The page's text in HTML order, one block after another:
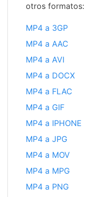
otros formatos:
MP4 a 3GP
MP4 a AAC
MP4 a AVI
MP4 a DOCX
MP4 a FLAC
MP4 a GIF
MP4 a IPHONE
MP4 a JPG
MP4 a MOV
MP4 a MPG
MP4 a PNG